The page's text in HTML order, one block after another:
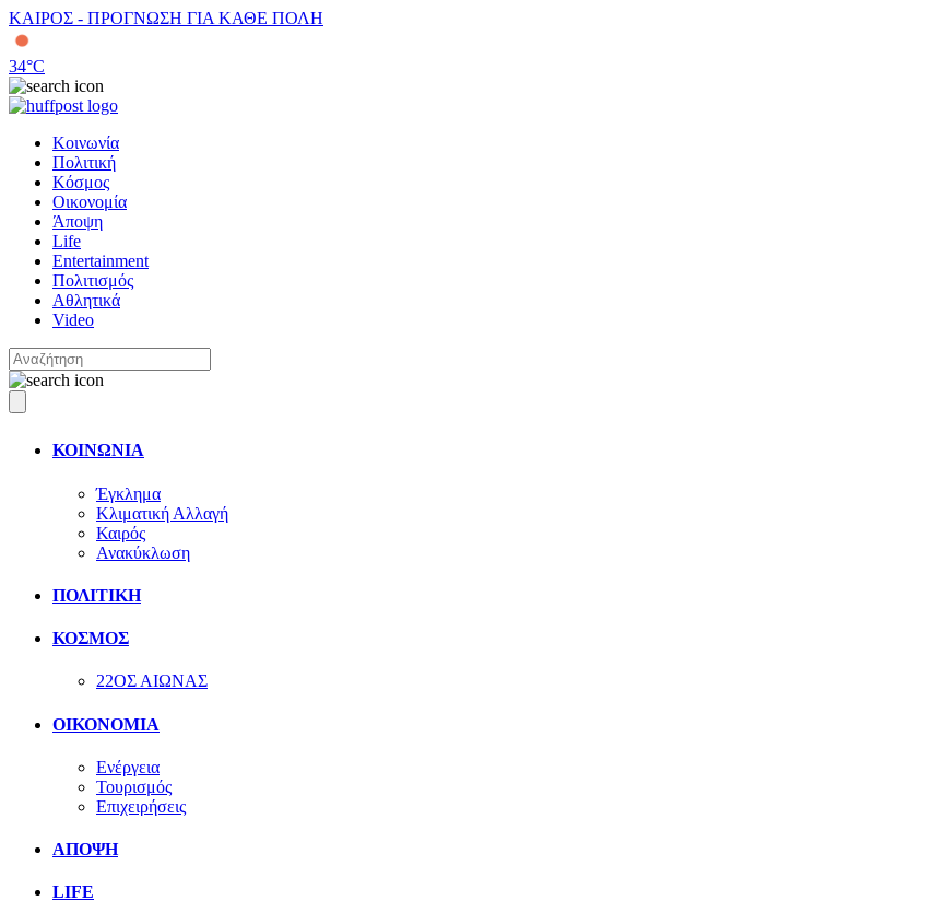
ΚΑΙΡΟΣ - ΠΡΟΓΝΩΣΗ ΓΙΑ ΚΑΘΕ ΠΟΛΗ
34°C
Κοινωνία
Πολιτική
Κόσμος
Οικονομία
Άποψη
Life
Entertainment
Πολιτισμός
Αθλητικά
Video
ΚΟΙΝΩΝΙΑ
Έγκλημα
Κλιματική Αλλαγή
Καιρός
Ανακύκλωση
ΠΟΛΙΤΙΚΗ
ΚΟΣΜΟΣ
22ΟΣ ΑΙΩΝΑΣ
ΟΙΚΟΝΟΜΙΑ
Ενέργεια
Τουρισμός
Επιχειρήσεις
ΑΠΟΨΗ
LIFE